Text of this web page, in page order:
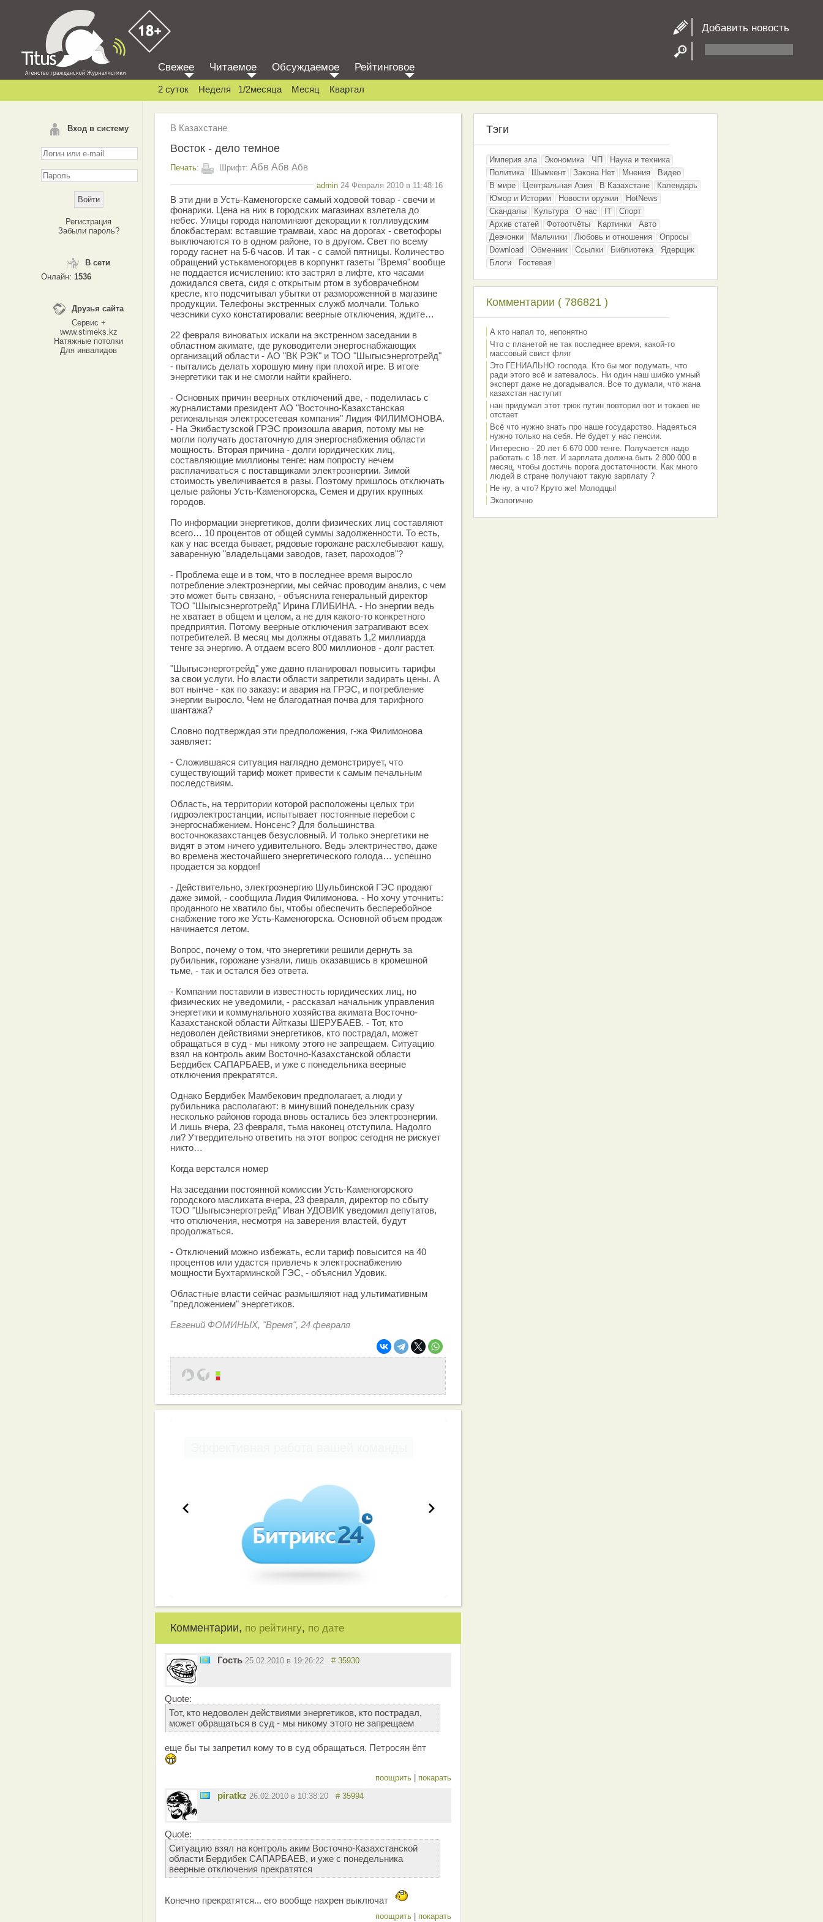
Добавить новость
Вход в систему
Регистрация
Забыли пароль?
В сети
Онлайн: 1536
Друзья сайта
Сервис +
www.stimeks.kz
Натяжные потолки
Для инвалидов
Свежее Читаемое Обсуждаемое Рейтинговое
2 суток Неделя 1/2месяца Месяц Квартал
В Казахстане
Восток - дело темное
Печать: Шрифт: Абв Абв Абв
admin 24 Февраля 2010 в 11:48:16
В эти дни в Усть-Каменогорске самый ходовой товар - свечи и
фонарики. Цена на них в городских магазинах взлетела до
небес. Улицы города напоминают декорации к голливудским
блокбастерам: вставшие трамваи, хаос на дорогах - светофоры
выключаются то в одном районе, то в другом. Свет по всему
городу гаснет на 5-6 часов. И так - с самой пятницы. Количество
обращений устькаменогорцев в корпункт газеты "Время" вообще
не поддается исчислению: кто застрял в лифте, кто часами
дожидался света, сидя с открытым ртом в зубоврачебном
кресле, кто подсчитывал убытки от размороженной в магазине
продукции. Телефоны экстренных служб молчали. Только
чеэсники сухо констатировали: веерные отключения, ждите…
22 февраля виноватых искали на экстренном заседании в
областном акимате, где руководители энергоснабжающих
организаций области - АО "ВК РЭК" и ТОО "Шыгысэнерготрейд"
- пытались делать хорошую мину при плохой игре. В итоге
энергетики так и не смогли найти крайнего.
- Основных причин веерных отключений две, - поделилась с
журналистами президент АО "Восточно-Казахстанская
региональная электросетевая компания" Лидия ФИЛИМОНОВА.
- На Экибастузской ГРЭС произошла авария, потому мы не
могли получать достаточную для энергоснабжения области
мощность. Вторая причина - долги юридических лиц,
составляющие миллионы тенге: нам попросту нечем
расплачиваться с поставщиками электроэнергии. Зимой
стоимость увеличивается в разы. Поэтому пришлось отключать
целые районы Усть-Каменогорска, Семея и других крупных
городов.
По информации энергетиков, долги физических лиц составляют
всего… 10 процентов от общей суммы задолженности. То есть,
как у нас всегда бывает, рядовые горожане расхлебывают кашу,
заваренную "владельцами заводов, газет, пароходов"?
- Проблема еще и в том, что в последнее время выросло
потребление электроэнергии, мы сейчас проводим анализ, с чем
это может быть связано, - объяснила генеральный директор
ТОО "Шыгысэнерготрейд" Ирина ГЛИБИНА. - Но энергии ведь
не хватает в общем и целом, а не для какого-то конкретного
предприятия. Потому веерные отключения затрагивают всех
потребителей. В месяц мы должны отдавать 1,2 миллиарда
тенге за энергию. А отдаем всего 800 миллионов - долг растет.
"Шыгысэнерготрейд" уже давно планировал повысить тарифы
за свои услуги. Но власти области запретили задирать цены. А
вот нынче - как по заказу: и авария на ГРЭС, и потребление
энергии выросло. Чем не благодатная почва для тарифного
шантажа?
Словно подтверждая эти предположения, г-жа Филимонова
заявляет:
- Сложившаяся ситуация наглядно демонстрирует, что
существующий тариф может привести к самым печальным
последствиям.
Область, на территории которой расположены целых три
гидроэлектростанции, испытывает постоянные перебои с
энергоснабжением. Нонсенс? Для большинства
восточноказахстанцев безусловный. И только энергетики не
видят в этом ничего удивительного. Ведь электричество, даже
во времена жесточайшего энергетического голода… успешно
продается за кордон!
- Действительно, электроэнергию Шульбинской ГЭС продают
даже зимой, - сообщила Лидия Филимонова. - Но хочу уточнить:
проданного не хватило бы, чтобы обеспечить бесперебойное
снабжение того же Усть-Каменогорска. Основной объем продаж
начинается летом.
Вопрос, почему о том, что энергетики решили дернуть за
рубильник, горожане узнали, лишь оказавшись в кромешной
тьме, - так и остался без ответа.
- Компании поставили в известность юридических лиц, но
физических не уведомили, - рассказал начальник управления
энергетики и коммунального хозяйства акимата Восточно-
Казахстанской области Айтказы ШЕРУБАЕВ. - Тот, кто
недоволен действиями энергетиков, кто пострадал, может
обращаться в суд - мы никому этого не запрещаем. Ситуацию
взял на контроль аким Восточно-Казахстанской области
Бердибек САПАРБАЕВ, и уже с понедельника веерные
отключения прекратятся.
Однако Бердибек Мамбекович предполагает, а люди у
рубильника располагают: в минувший понедельник сразу
несколько районов города вновь остались без электроэнергии.
И лишь вчера, 23 февраля, тьма наконец отступила. Надолго
ли? Утвердительно ответить на этот вопрос сегодня не рискует
никто…
Когда верстался номер
На заседании постоянной комиссии Усть-Каменогорского
городского маслихата вчера, 23 февраля, директор по сбыту
ТОО "Шыгысэнерготрейд" Иван УДОВИК уведомил депутатов,
что отключения, несмотря на заверения властей, будут
продолжаться.
- Отключений можно избежать, если тариф повысится на 40
процентов или удастся привлечь к электроснабжению
мощности Бухтарминской ГЭС, - объяснил Удовик.
Областные власти сейчас размышляют над ультимативным
"предложением" энергетиков.
Евгений ФОМИНЫХ, "Время", 24 февраля
Комментарии, по рейтингу, по дате
Гость 25.02.2010 в 19:26:22 # 35930
Quote:
Тот, кто недоволен действиями энергетиков, кто пострадал,
может обращаться в суд - мы никому этого не запрещаем
еще бы ты запретил кому то в суд обращаться. Петросян ёпт
поощрить покарать
piratkz 26.02.2010 в 10:38:20 # 35994
Quote:
Ситуацию взял на контроль аким Восточно-Казахстанской
области Бердибек САПАРБАЕВ, и уже с понедельника
веерные отключения прекратятся
Конечно прекратятся... его вообще нахрен выключат
поощрить покарать
Тэги
Империя зла Экономика ЧП
Наука и техника
Политика
Шымкент Закона.Нет Мнения
Видео
В мире
Центральная Азия В Казахстане
Календарь
Юмор и Истории
Новости оружия
HotNews
Скандалы
Культура О нас IT
Спорт
Архив статей
Фотоотчёты Картинки
Авто
Девчонки
Мальчики Любовь и отношения
Опросы
Download
Обменник Ссылки Библиотека
Ядерщик
Блоги
Гостевая
Комментарии ( 786821 )
А кто напал то, непонятно
Что с планетой не так последнее время, какой-то
массовый свист фляг
Это ГЕНИАЛЬНО господа. Кто бы мог подумать, что
ради этого всё и затевалось. Ни один наш шибко умный
эксперт даже не догадывался. Все то думали, что жана
казахстан наступит
нан придумал этот трюк путин повторил вот и токаев не
отстает
Всё что нужно знать про наше государство. Надеяться
нужно только на себя. Не будет у нас пенсии.
Интересно - 20 лет 6 670 000 тенге. Получается надо
работать с 18 лет. И зарплата должна быть 2 800 000 в
месяц, чтобы достичь порога достаточности. Как много
людей в стране получают такую зарплату ?
Не ну, а что? Круто же! Молодцы!
Экологично